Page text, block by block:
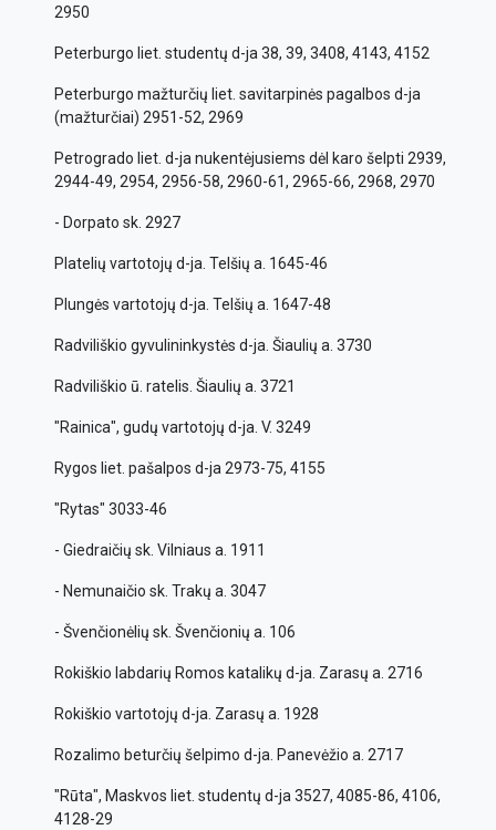
2950
Peterburgo liet. studentų d-ja 38, 39, 3408, 4143, 4152
Peterburgo mažturčių liet. savitarpinės pagalbos d-ja
(mažturčiai) 2951-52, 2969
Petrogrado liet. d-ja nukentėjusiems dėl karo šelpti 2939,
2944-49, 2954, 2956-58, 2960-61, 2965-66, 2968, 2970
- Dorpato sk. 2927
Platelių vartotojų d-ja. Telšių a. 1645-46
Plungės vartotojų d-ja. Telšių a. 1647-48
Radviliškio gyvulininkystės d-ja. Šiaulių a. 3730
Radviliškio ū. ratelis. Šiaulių a. 3721
"Rainica", gudų vartotojų d-ja. V. 3249
Rygos liet. pašalpos d-ja 2973-75, 4155
"Rytas" 3033-46
- Giedraičių sk. Vilniaus a. 1911
- Nemunaičio sk. Trakų a. 3047
- Švenčionėlių sk. Švenčionių a. 106
Rokiškio labdarių Romos katalikų d-ja. Zarasų a. 2716
Rokiškio vartotojų d-ja. Zarasų a. 1928
Rozalimo beturčių šelpimo d-ja. Panevėžio a. 2717
"Rūta", Maskvos liet. studentų d-ja 3527, 4085-86, 4106,
4128-29